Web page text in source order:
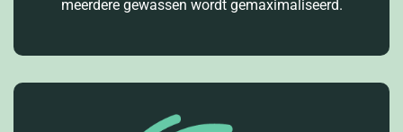
meerdere gewassen wordt gemaximaliseerd.